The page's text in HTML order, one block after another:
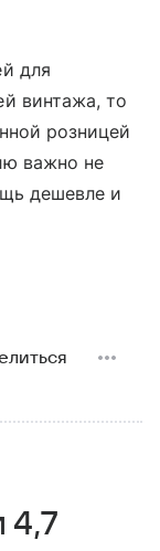
для
винтажа, то
розницей
важно не
дешевле и
4,7